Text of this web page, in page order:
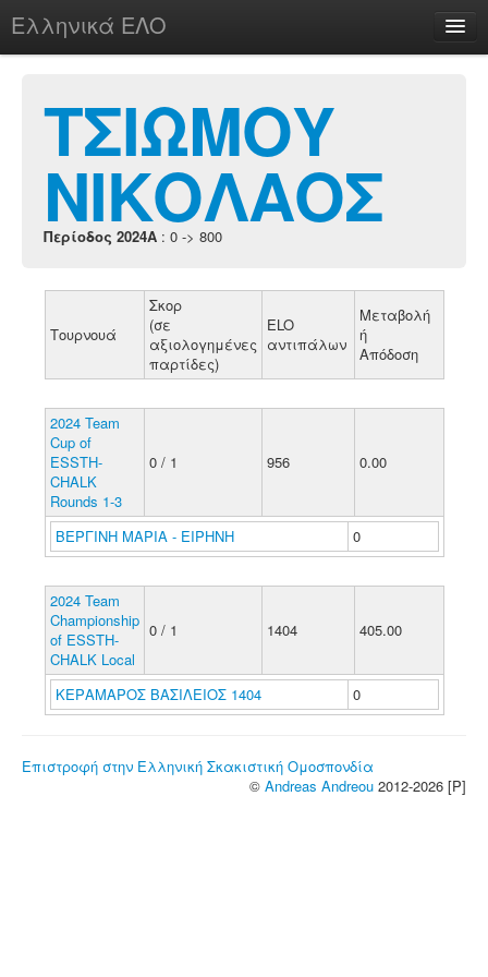
Ελληνικά ΕΛΟ
chesstu.be @ discord
Login
ΤΣΙΩΜΟΥ
ΝΙΚΟΛΑΟΣ
Περίοδος 2024A : 0 -> 800
Τουρνουά
Σκορ
(σε
αξιολογημένες
παρτίδες)
ELO
αντιπάλων
Μεταβολή
ή
Απόδοση
2024 Team
Cup of
ESSTH-
CHALK
Rounds 1-3
0 / 1 956 0.00
ΒΕΡΓΙΝΗ ΜΑΡΙΑ - ΕΙΡΗΝΗ 0
2024 Team
Championship
of ESSTH-
CHALK Local
0 / 1 1404 405.00
ΚΕΡΑΜΑΡΟΣ ΒΑΣΙΛΕΙΟΣ 1404 0
Επιστροφή στην Ελληνική Σκακιστική Ομοσπονδία
© Andreas Andreou 2012-2026 [P]